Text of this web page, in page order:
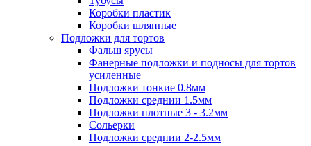
Коробки пластик
Коробки шляпные
Подложки для тортов
Фальш ярусы
Фанерные подложки и подносы для тортов
усиленные
Подложки тонкие 0.8мм
Подложки среднии 1.5мм
Подложки плотные 3 - 3.2мм
Сольерки
Подложки среднии 2-2.5мм